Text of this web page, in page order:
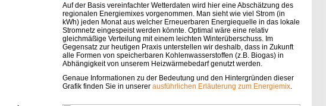
Auf der Basis vereinfachter Wetterdaten wird hier eine Abschätzung des
regionalen Energiemixes vorgenommen. Man sieht wie viel Strom (in
kWh) jeden Monat aus welcher Erneuerbaren Energiequelle in das lokale
Stromnetz eingespeist werden könnte. Optimal wäre eine relativ
gleichmäßige Verteilung mit einem leichten Winterüberschuss. Im
Gegensatz zur heutigen Praxis unterstellen wir deshalb, dass in Zukunft
alle Formen von speicherbaren Kohlenwasserstoffen (z.B. Biogas) in
Abhängigkeit von unserem Heizwärmebedarf genutzt werden.
Genaue Informationen zu der Bedeutung und den Hintergründen dieser
Grafik finden Sie in unserer ausführlichen Erläuterung zum Energiemix.